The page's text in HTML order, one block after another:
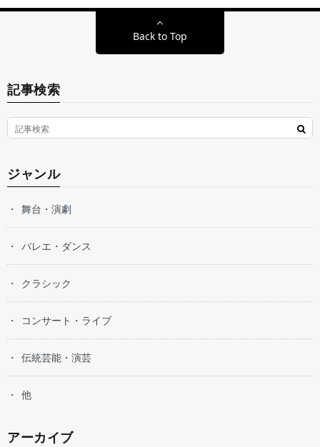
Back to Top
記事検索
ジャンル
舞台・演劇
バレエ・ダンス
クラシック
コンサート・ライブ
伝統芸能・演芸
他
アーカイブ